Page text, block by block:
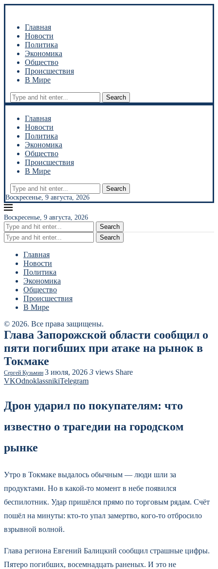
Главная
Новости
Политика
Экономика
Общество
Происшествия
В Мире
Search
Главная
Новости
Политика
Экономика
Общество
Происшествия
В Мире
Search
Воскресенье, 9 августа, 2026
Воскресенье, 9 августа, 2026
Search
Search
Главная
Новости
Политика
Экономика
Общество
Происшествия
В Мире
© 2026. Все права защищены.
Глава Запорожской области сообщил о
пяти погибших при атаке на рынок в
Токмаке
Сергей Кузьмин 3 июля, 2026 3 views Share
VKOdnoklassnikiTelegram
Дрон ударил по покупателям: что
известно о трагедии на городском
рынке
Утро в Токмаке выдалось обычным — люди шли за
продуктами. Но в какой-то момент в небе появился
беспилотник. Удар пришёлся прямо по торговым рядам. Счёт
пошёл на минуты: кто-то упал замертво, кого-то отбросило
взрывной волной.
Глава региона Евгений Балицкий сообщил страшные цифры.
Пятеро погибших, восемнадцать раненых. И это не